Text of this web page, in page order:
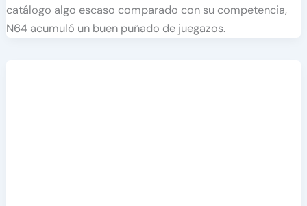
catálogo algo escaso comparado con su competencia,
N64 acumuló un buen puñado de juegazos.